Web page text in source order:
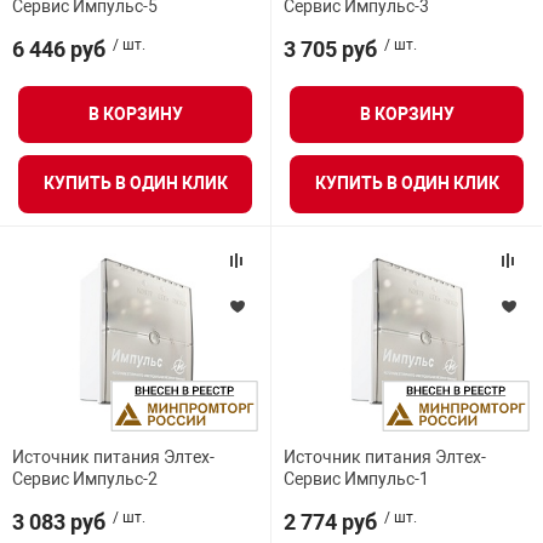
решения
безопасность
установки
Стволы
Узлы
Установки
Шкафы
Щиты
Термошкафы
Средняя наработка на отказ
Мощность
Габариты (не более)
Температура хранения
Сервис Импульс-5
6 446 руб / шт.
В КОРЗИНУ
КУПИТЬ В ОДИН КЛИК
Сервис Импульс-3
3 705 руб / шт.
В КОРЗИНУ
КУПИТЬ В ОДИН КЛИК
Источник питания Элтех-
Сервис Импульс-2
3 083 руб / шт.
Источник питания Элтех-
Сервис Импульс-1
2 774 руб / шт.